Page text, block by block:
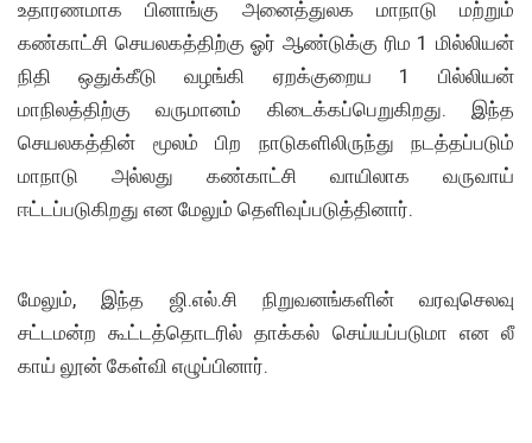
உதாரணமாக பினாங்கு அனைத்துலக மாநாடு மற்றும்
கண்காட்சி செயலகத்திற்கு ஓர் ஆண்டுக்கு ரிம 1 மில்லியன்
நிதி ஒதுக்கீடு வழங்கி ஏறக்குறைய 1 பில்லியன்
மாநிலத்திற்கு வருமானம் கிடைக்கப்பெறுகிறது. இந்த
செயலகத்தின் மூலம் பிற நாடுகளிலிருந்து நடத்தப்படும்
மாநாடு அல்லது கண்காட்சி வாயிலாக வருவாய்
ஈட்டப்படுகிறது என மேலும் தெளிவுப்படுத்தினார்.
மேலும், இந்த ஜி.எல்.சி நிறுவனங்களின் வரவுசெலவு
சட்டமன்ற கூட்டத்தொடரில் தாக்கல் செய்யப்படுமா என லீ
காய் லூன் கேள்வி எழுப்பினார்.